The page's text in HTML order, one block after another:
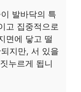
발바닥의 특
고 집중적으로
면에 닿고 떨
지만, 서 있을
누르게 됩니